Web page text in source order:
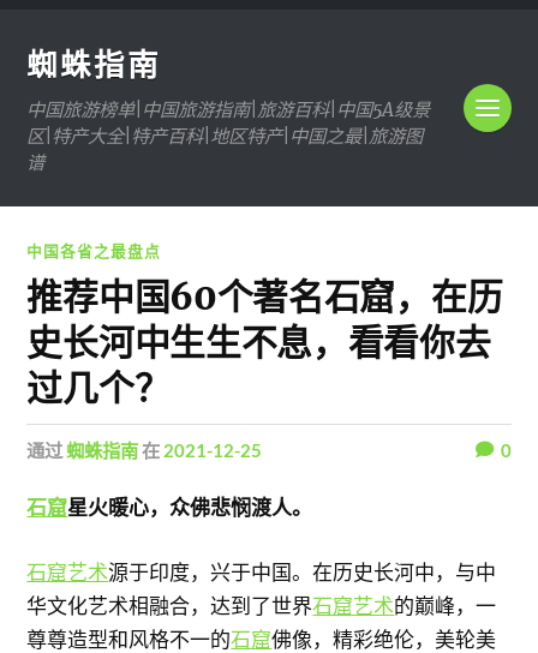
蜘蛛指南
中国旅游榜单|中国旅游指南|旅游百科|中国5A级景
区|特产大全|特产百科|地区特产|中国之最|旅游图
谱
中国各省之最盘点
推荐中国60个著名石窟，在历
史长河中生生不息，看看你去
过几个？
通过蜘蛛指南在 2021-12-25 0
石窟星火暖心，众佛悲悯渡人。
石窟艺术源于印度，兴于中国。在历史长河中，与中
华文化艺术相融合，达到了世界石窟艺术的巅峰，一
尊尊造型和风格不一的石窟佛像，精彩绝伦，美轮美